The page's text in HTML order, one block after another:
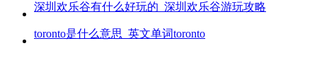
深圳欢乐谷有什么好玩的_深圳欢乐谷游玩攻略
toronto是什么意思_英文单词toronto